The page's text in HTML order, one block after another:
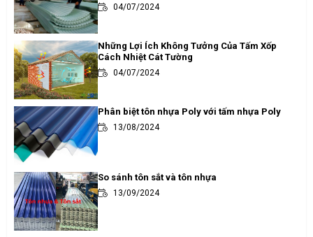
04/07/2024
Những Lợi Ích Không Tưởng Của Tấm Xốp
Cách Nhiệt Cát Tường
04/07/2024
Phân biệt tôn nhựa Poly với tấm nhựa Poly
13/08/2024
So sánh tôn sắt và tôn nhựa
13/09/2024